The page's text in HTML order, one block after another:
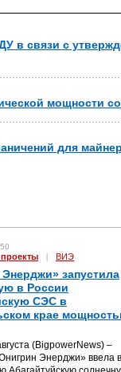
в связи с
мощности
для
| ВИЭ
запустила
в России
СЭС в
крае
(BigpowerNews) –
Энерджи» ввела в